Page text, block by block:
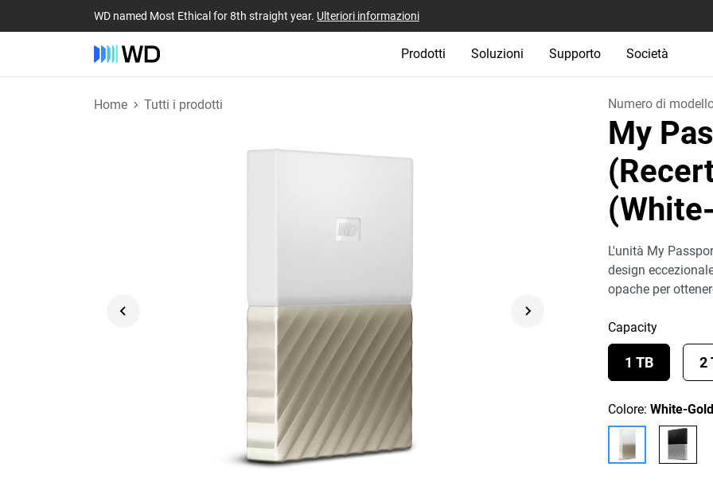
WD named Most Ethical for 8th straight year. Ulteriori informazioni
Prodotti Soluzioni Supporto Società
Home Tutti i prodotti Numero di
My
L'unità My
design
opache per
Capacity
1 TB 2
Colore:White-Gold